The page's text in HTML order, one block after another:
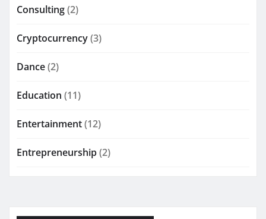
Consulting(2)
Cryptocurrency(3)
Dance(2)
Education (11)
Entertainment(12)
Entrepreneurship(2)